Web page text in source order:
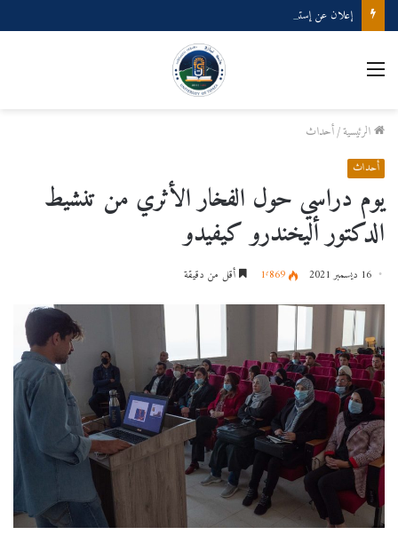
إعلان عن إستشارة لإقتناء عتاد ولوازم الإعلام الألي
القائمة
الرئيسية/أحداث
أحداث
يوم دراسي حول الفخار الأثري من تنشيط
الدكتور أليخندرو كيفيدو
16 ديسمبر 2021 1٬869 أقل من دقيقة